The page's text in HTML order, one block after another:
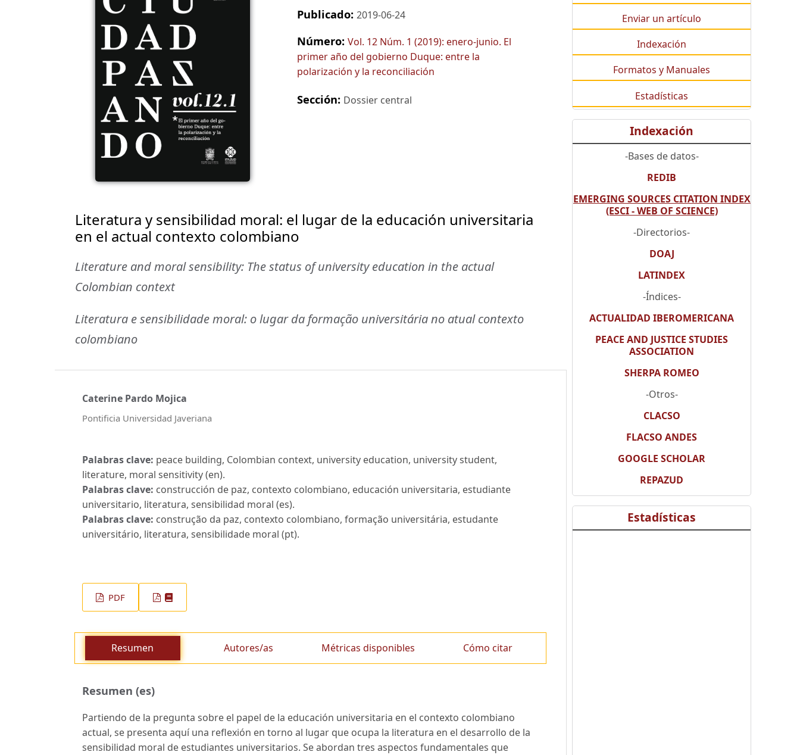
Publicado: 2019-06-24
Número: Vol. 12 Núm. 1 (2019): enero-junio. El
primer año del gobierno Duque: entre la
polarización y la reconciliación
Sección: Dossier central
Literatura y sensibilidad moral: el lugar de la educación universitaria
en el actual contexto colombiano
Literature and moral sensibility: The status of university education in the actual
Colombian context
Literatura e sensibilidade moral: o lugar da formação universitária no atual contexto
colombiano
Caterine Pardo Mojica
Pontificia Universidad Javeriana
Palabras clave: peace building, Colombian context, university education, university student,
literature, moral sensitivity (en).
Palabras clave: construcción de paz, contexto colombiano, educación universitaria, estudiante
universitario, literatura, sensibilidad moral (es).
Palabras clave: construção da paz, contexto colombiano, formação universitária, estudante
universitário, literatura, sensibilidade moral (pt).
PDF
Resumen Autores/as Métricas disponibles Cómo citar
Resumen (es)
Partiendo de la pregunta sobre el papel de la educación universitaria en el contexto colombiano
actual, se presenta aquí una reflexión en torno al lugar que ocupa la literatura en el desarrollo de la
sensibilidad moral de estudiantes universitarios. Se abordan tres aspectos fundamentales que
Enviar un artículo
Indexación
Formatos y Manuales
Estadísticas
Indexación
-Bases de datos-
REDIB
EMERGING SOURCES CITATION INDEX
(ESCI - WEB OF SCIENCE)
-Directorios-
DOAJ
LATINDEX
-Índices-
ACTUALIDAD IBEROMERICANA
PEACE AND JUSTICE STUDIES
ASSOCIATION
SHERPA ROMEO
-Otros-
CLACSO
FLACSO ANDES
GOOGLE SCHOLAR
REPAZUD
Estadísticas